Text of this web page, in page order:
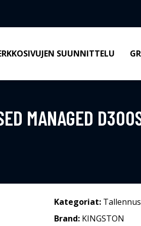
SUUNNITTELU
MANAGED
Kategoriat:
Brand: KINGSTON